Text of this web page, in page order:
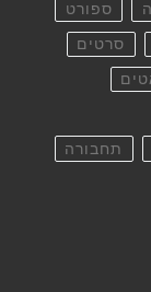
ספורט
סרטים
תחבורה